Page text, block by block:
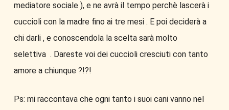
mediatore sociale ), e ne avrà il tempo perchè lascerà i
cuccioli con la madre fino ai tre mesi . E poi deciderà a
chi darli , e conoscendola la scelta sarà molto
selettiva . Dareste voi dei cuccioli cresciuti con tanto
amore a chiunque ?!?!
Ps: mi raccontava che ogni tanto i suoi cani vanno nel